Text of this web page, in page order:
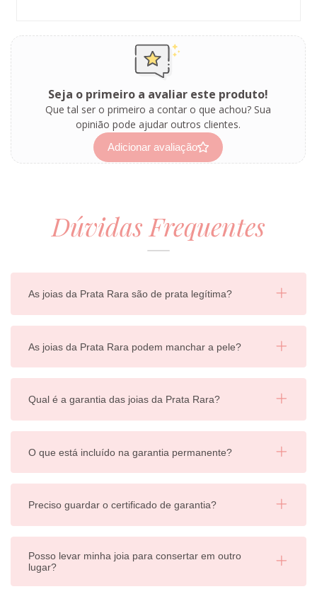
Seja o primeiro a avaliar este produto!
Que tal ser o primeiro a contar o que achou? Sua
opinião pode ajudar outros clientes.
Adicionar avaliação
Dúvidas Frequentes
As joias da Prata Rara são de prata legítima?
As joias da Prata Rara podem manchar a pele?
Qual é a garantia das joias da Prata Rara?
O que está incluído na garantia permanente?
Preciso guardar o certificado de garantia?
Posso levar minha joia para consertar em outro
lugar?